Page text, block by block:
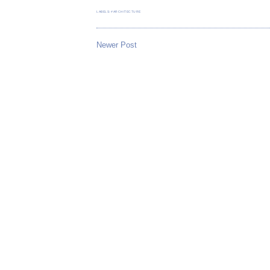
LABELS: #ARCHITECTURE
Newer Post